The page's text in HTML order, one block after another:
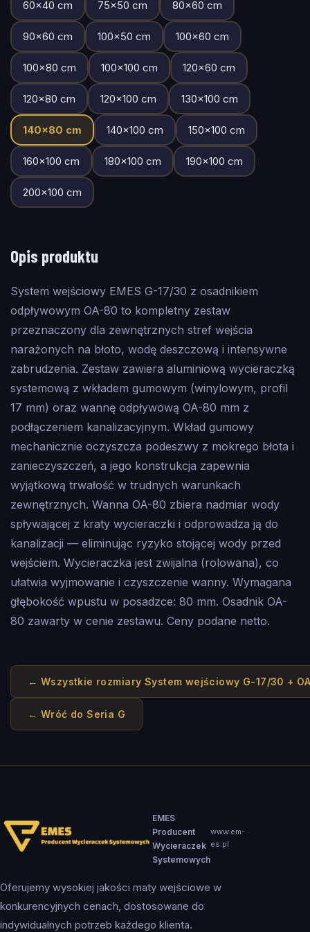
60×40 cm 75×50 cm 80×60 cm
90×60 cm 100×50 cm 100×60 cm
100×80 cm 100×100 cm 120×60 cm
120×80 cm 120×100 cm 130×100 cm
140×80 cm 140×100 cm 150×100 cm
160×100 cm 180×100 cm 190×100 cm
200×100 cm
Opis produktu
System wejściowy EMES G-17/30 z osadnikiem
odpływowym OA-80 to kompletny zestaw
przeznaczony dla zewnętrznych stref wejścia
narażonych na błoto, wodę deszczową i intensywne
zabrudzenia. Zestaw zawiera aluminiową wycieraczką
systemową z wkładem gumowym (winylowym, profil
17 mm) oraz wannę odpływową OA-80 mm z
podłączeniem kanalizacyjnym. Wkład gumowy
mechanicznie oczyszcza podeszwy z mokrego błota i
zanieczyszczeń, a jego konstrukcja zapewnia
wyjątkową trwałość w trudnych warunkach
zewnętrznych. Wanna OA-80 zbiera nadmiar wody
spływającej z kraty wycieraczki i odprowadza ją do
kanalizacji — eliminując ryzyko stojącej wody przed
wejściem. Wycieraczka jest zwijalna (rolowana), co
ułatwia wyjmowanie i czyszczenie wanny. Wymagana
głębokość wpustu w posadzce: 80 mm. Osadnik OA-
80 zawarty w cenie zestawu. Ceny podane netto.
← Wszystkie rozmiary System wejściowy G-17/30 +
← Wróć doSeria G
EMES
Producent
Wycieraczek
Systemowych
www.em-
es.pl
Oferujemy wysokiej jakości maty wejściowe w
konkurencyjnych cenach, dostosowane do
indywidualnych potrzeb każdego klienta.